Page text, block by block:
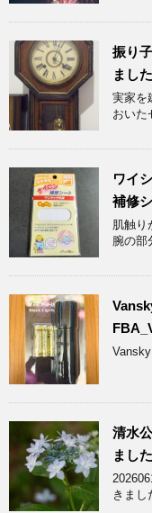
振り
ました
実家を
おいた
ワイ
補修
肌触り
腕の部
清水
まし
きまし